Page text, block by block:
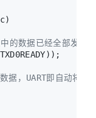
c)
的数据已经全部发送
据，UART即自动将